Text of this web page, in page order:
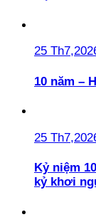
25
10 năm –
25
Kỷ niệm
kỷ khơi